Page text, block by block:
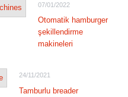
07/01/2022
Otomatik hamburger
şekillendirme
makineleri
24/11/2021
Tamburlu breader